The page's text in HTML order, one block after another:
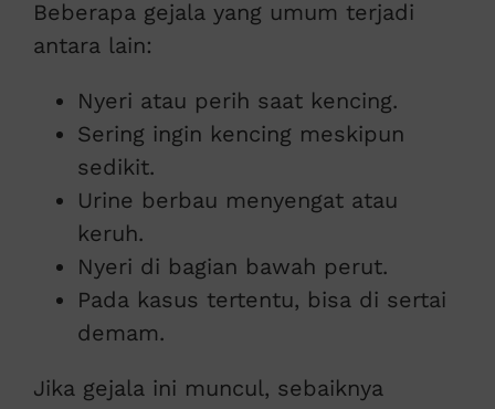
Beberapa gejala yang umum terjadi
antara lain:
Nyeri atau perih saat kencing.
Sering ingin kencing meskipun
sedikit.
Urine berbau menyengat atau
keruh.
Nyeri di bagian bawah perut.
Pada kasus tertentu, bisa di sertai
demam.
Jika gejala ini muncul, sebaiknya